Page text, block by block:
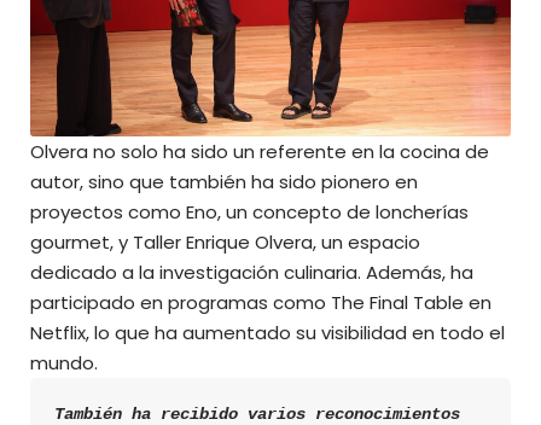
Olvera no solo ha sido un referente en la cocina de
autor, sino que también ha sido pionero en
proyectos como Eno, un concepto de loncherías
gourmet, y Taller Enrique Olvera, un espacio
dedicado a la investigación culinaria. Además, ha
participado en programas como The Final Table en
Netflix, lo que ha aumentado su visibilidad en todo el
mundo.
También ha recibido varios reconocimientos